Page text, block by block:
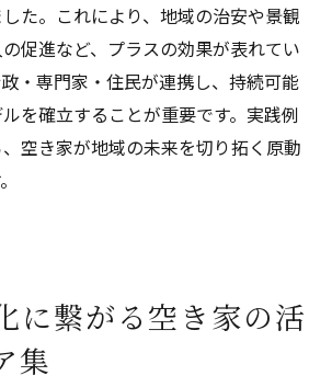
た。これにより、地域の治安や景観
促進など、プラスの効果が表れてい
・専門家・住民が連携し、持続可能
を確立することが重要です。実践例
空き家が地域の未来を切り拓く原動
に繋がる空き家の活
集